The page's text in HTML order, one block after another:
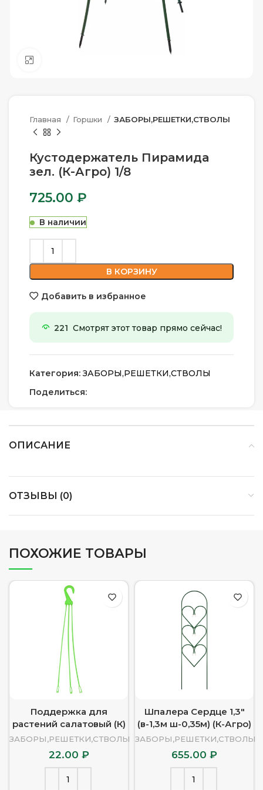
Главная Горшки ЗАБОРЫ,РЕШЕТКИ,СТВОЛЫ
Кустодержатель Пирамида
зел. (К-Агро) 1/8
725.00 ₽
В наличии
В КОРЗИНУ
Добавить в избранное
221 Смотрят этот товар прямо сейчас!
Категория: ЗАБОРЫ,РЕШЕТКИ,СТВОЛЫ
Поделиться:
ОПИСАНИЕ
ОТЗЫВЫ (0)
ПОХОЖИЕ ТОВАРЫ
Поддержка для
растений салатовый (К)
ЗАБОРЫ,РЕШЕТКИ,СТВОЛЫ
22.00 ₽
Шпалера Сердце 1,3″
(в-1,3м ш-0,35м) (К-Агро)
ЗАБОРЫ,РЕШЕТКИ,СТВОЛЫ
655.00 ₽